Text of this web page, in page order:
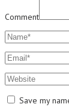
Comment
Save my